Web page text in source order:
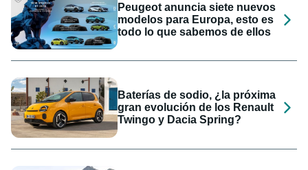
Peugeot anuncia siete nuevos
modelos para Europa, esto es
todo lo que sabemos de ellos
Baterías de sodio, ¿la próxima
gran evolución de los Renault
Twingo y Dacia Spring?